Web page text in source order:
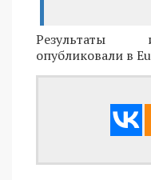
Результаты
опубликовали в